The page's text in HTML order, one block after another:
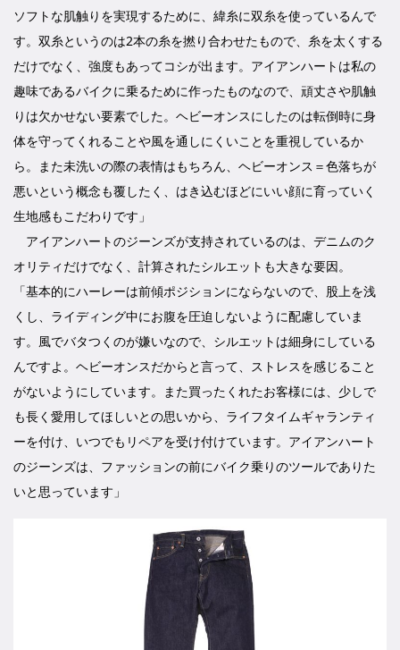
ソフトな肌触りを実現するために、緯糸に双糸を使っているんで
す。双糸というのは2本の糸を撚り合わせたもので、糸を太くする
だけでなく、強度もあってコシが出ます。アイアンハートは私の
趣味であるバイクに乗るために作ったものなので、頑丈さや肌触
りは欠かせない要素でした。ヘビーオンスにしたのは転倒時に身
体を守ってくれることや風を通しにくいことを重視しているか
ら。また未洗いの際の表情はもちろん、ヘビーオンス＝色落ちが
悪いという概念も覆したく、はき込むほどにいい顔に育っていく
生地感もこだわりです」
アイアンハートのジーンズが支持されているのは、デニムのク
オリティだけでなく、計算されたシルエットも大きな要因。
「基本的にハーレーは前傾ポジションにならないので、股上を浅
くし、ライディング中にお腹を圧迫しないように配慮していま
す。風でバタつくのが嫌いなので、シルエットは細身にしている
んですよ。ヘビーオンスだからと言って、ストレスを感じること
がないようにしています。また買ったくれたお客様には、少しで
も長く愛用してほしいとの思いから、ライフタイムギャランティ
ーを付け、いつでもリペアを受け付けています。アイアンハート
のジーンズは、ファッションの前にバイク乗りのツールでありた
いと思っています」